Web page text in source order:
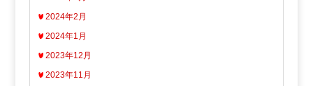
2024年2月
2024年1月
2023年12月
2023年11月